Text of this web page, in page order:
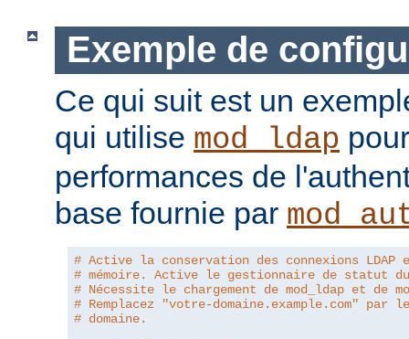
Exemple de
Ce qui suit est un
qui utilise mod_ldap
performances de
base fournie par
# Active la conservation des connexions LDAP
# mémoire. Active le gestionnaire de statut du
# Nécessite le chargement de mod_ldap et de
# Remplacez "votre-domaine.example.com" par
# domaine.